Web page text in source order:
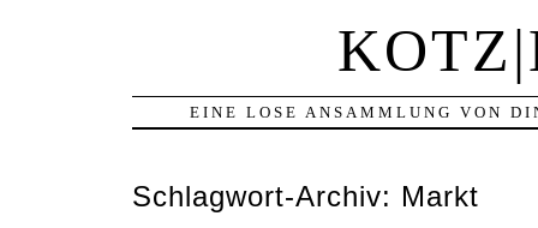
EINE LOSE ANSAMMLUNG VON
Schlagwort-Archiv: Markt